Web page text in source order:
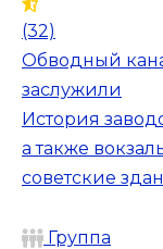
(32)
Обводный
заслужили
История
а также
советские
Группа